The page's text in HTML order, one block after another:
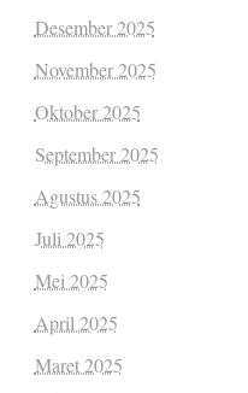
Desember 2025
November 2025
Oktober 2025
September 2025
Agustus 2025
Juli 2025
Mei 2025
April 2025
Maret 2025